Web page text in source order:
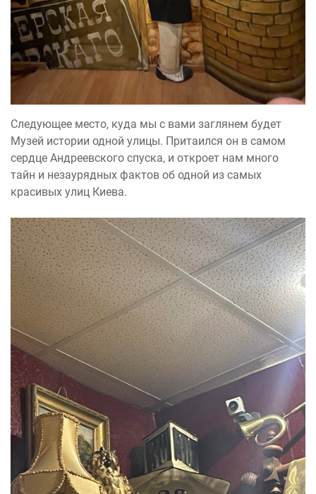
Следующее место, куда мы с вами заглянем будет
Музей истории одной улицы. Притаился он в самом
сердце Андреевского спуска, и откроет нам много
тайн и незаурядных фактов об одной из самых
красивых улиц Киева.